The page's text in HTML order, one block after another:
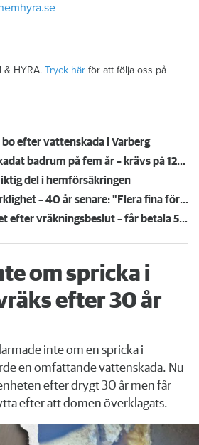
& HYRA. Tryck här för att följa oss på
efter vattenskada i Varberg
Anmälde inte vattenskadat badrum på fem år – krävs på 125 000 kronor
del i hemförsäkringen
Kompisdealen blev verklighet – 40 år senare: "Flera fina fördelar med att dela bostad"
Kvinna kapade lägenhet efter vräkningsbeslut – får betala 50 000
om spricka i
efter 30 år
inte om en spricka i
en omfattande vattenskada. Nu
efter drygt 30 år men får
efter att domen överklagats.